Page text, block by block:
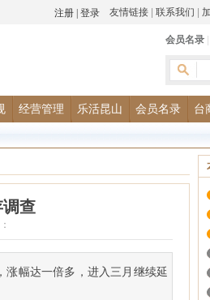
友情链接 联系我们
会员名录
经营管理 乐活昆山 会员名录 台
查
涨幅达一倍多，进入三月继续延